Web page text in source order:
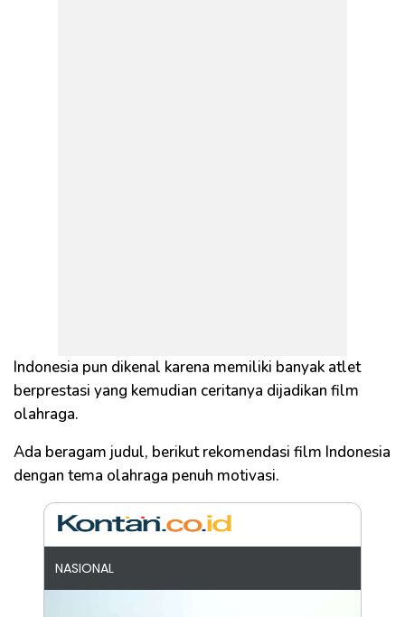
Indonesia pun dikenal karena memiliki banyak atlet
berprestasi yang kemudian ceritanya dijadikan film
olahraga.
Ada beragam judul, berikut rekomendasi film Indonesia
dengan tema olahraga penuh motivasi.
NASIONAL